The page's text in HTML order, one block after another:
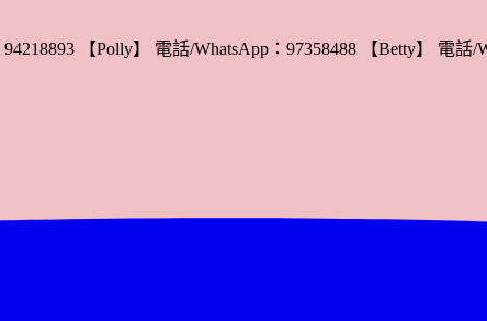
【Polly】 電話/WhatsApp：97358488 【Betty】 電話